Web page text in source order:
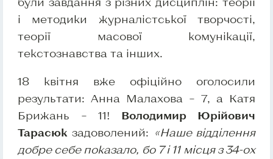
і методики журналістської творчості,
теорії масової комунікації,
текстознавства та інших.
18 квітня вже офіційно оголосили
результати: Анна Малахова – 7, а Катя
Брижань – 11! Володимир Юрійович
Тарасюк задоволений: «Наше відділення
добре себе показало, бо 7 і 11 місця з 34-ох